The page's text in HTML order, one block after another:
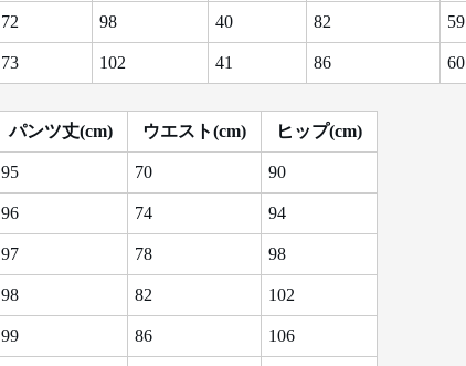
72 98 40 82 59
73 102 41 86 60
パンツ丈(cm) ウエスト(cm) ヒップ(cm)
95 70 90
96 74 94
97 78 98
98 82 102
99 86 106